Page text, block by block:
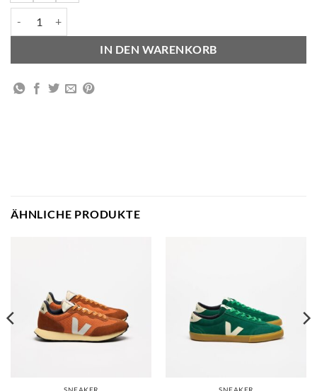
IN DEN WARENKORB
ÄHNLICHE PRODUKTE